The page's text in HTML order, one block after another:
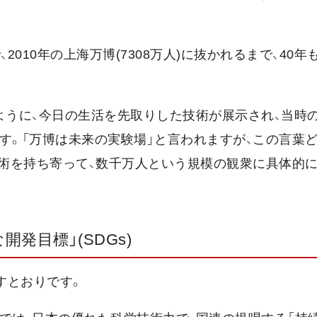
年の上海万博(7308万人)に抜かれるまで、40年
に、今日の生活を先取りした技術が展示され、当時
「万博は未来の実験場」と言われますが、この言葉
持ち寄って、数千万人という規模の観衆に具体的
発目標」(SDGs)
おりです。